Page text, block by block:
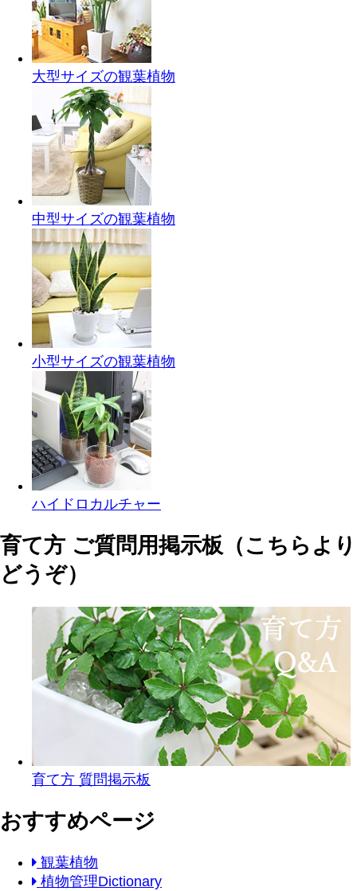
大型サイズの観葉植物
中型サイズの観葉植物
小型サイズの観葉植物
ハイドロカルチャー
育て方 ご質問用掲示板（こちらより
どうぞ）
育て方 質問掲示板
おすすめページ
観葉植物
植物管理Dictionary